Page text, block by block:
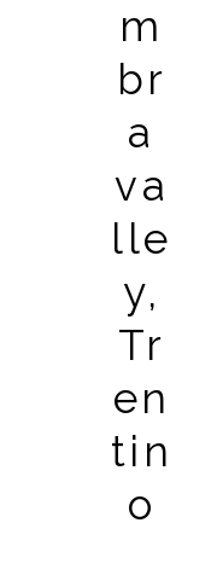
m
br
a
va
lle
y,
Tr
en
tin
o